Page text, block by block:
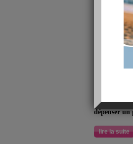
BONSOIR,
punch
Ce matin
hier soir,
A midi,
A peine
Pour le
d'un
dépenser
lire la suite